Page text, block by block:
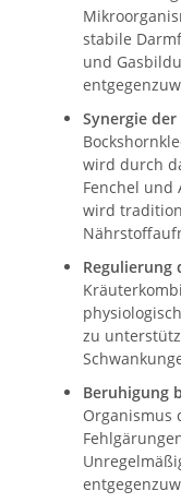
stabile
und
Synergie der
wird durch
Fenchel und
wird
Regulierung
zu
Beruhigung
Organismus